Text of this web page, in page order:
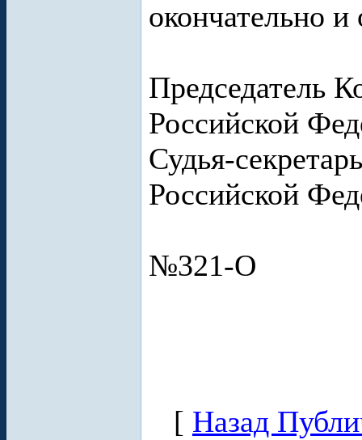
окончательно
Председатель
Российской
Судья-
Российской
№321-О
[ Назад